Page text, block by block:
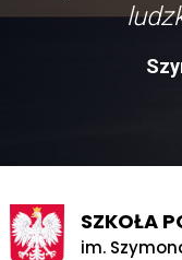
SZKOŁA
im.